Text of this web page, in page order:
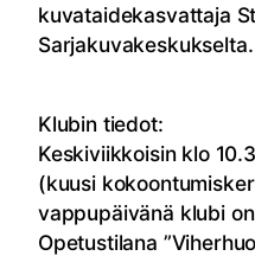
kuvataidekasvattaja
Klubin tiedot:
Keskiviikkoisin klo
(kuusi
vappupäivänä klubi
Opetustilana